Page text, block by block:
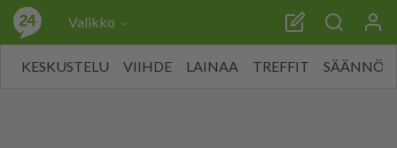
Valikko
KESKUSTELU VIIHDE LAINAA TREFFIT SÄÄNNÖT